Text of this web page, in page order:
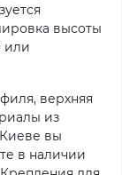
высоты
или
верхняя
из
вы
в наличии